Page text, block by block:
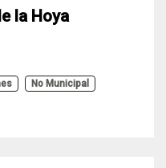
la Hoya
No Municipal